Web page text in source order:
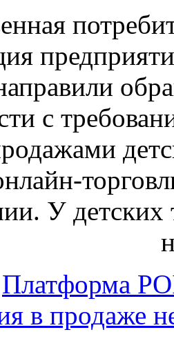
с
У детских
Платформа
в продаже